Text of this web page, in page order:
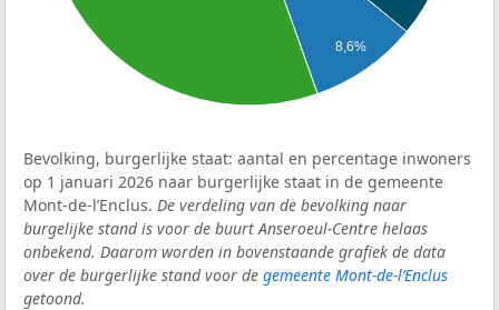
8,6%
Bevolking, burgerlijke staat: aantal en percentage inwoners
op 1 januari 2026 naar burgerlijke staat in de gemeente
Mont-de-l’Enclus. De verdeling van de bevolking naar
burgelijke stand is voor de buurt Anseroeul-Centre helaas
onbekend. Daarom worden in bovenstaande grafiek de data
over de burgerlijke stand voor de gemeente Mont-de-l’Enclus
getoond.